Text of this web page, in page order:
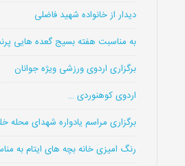
دیدار از خانواده شهید فاضلی
به مناسبت هفته بسیج گعده هایی
برگزاری اردوی ورزشی ویژه جوانان
اردوی کوهنوردی …
برگزاری مراسم یادواره شهدای محله
رنگ امیزی خانه بچه های ایتام به